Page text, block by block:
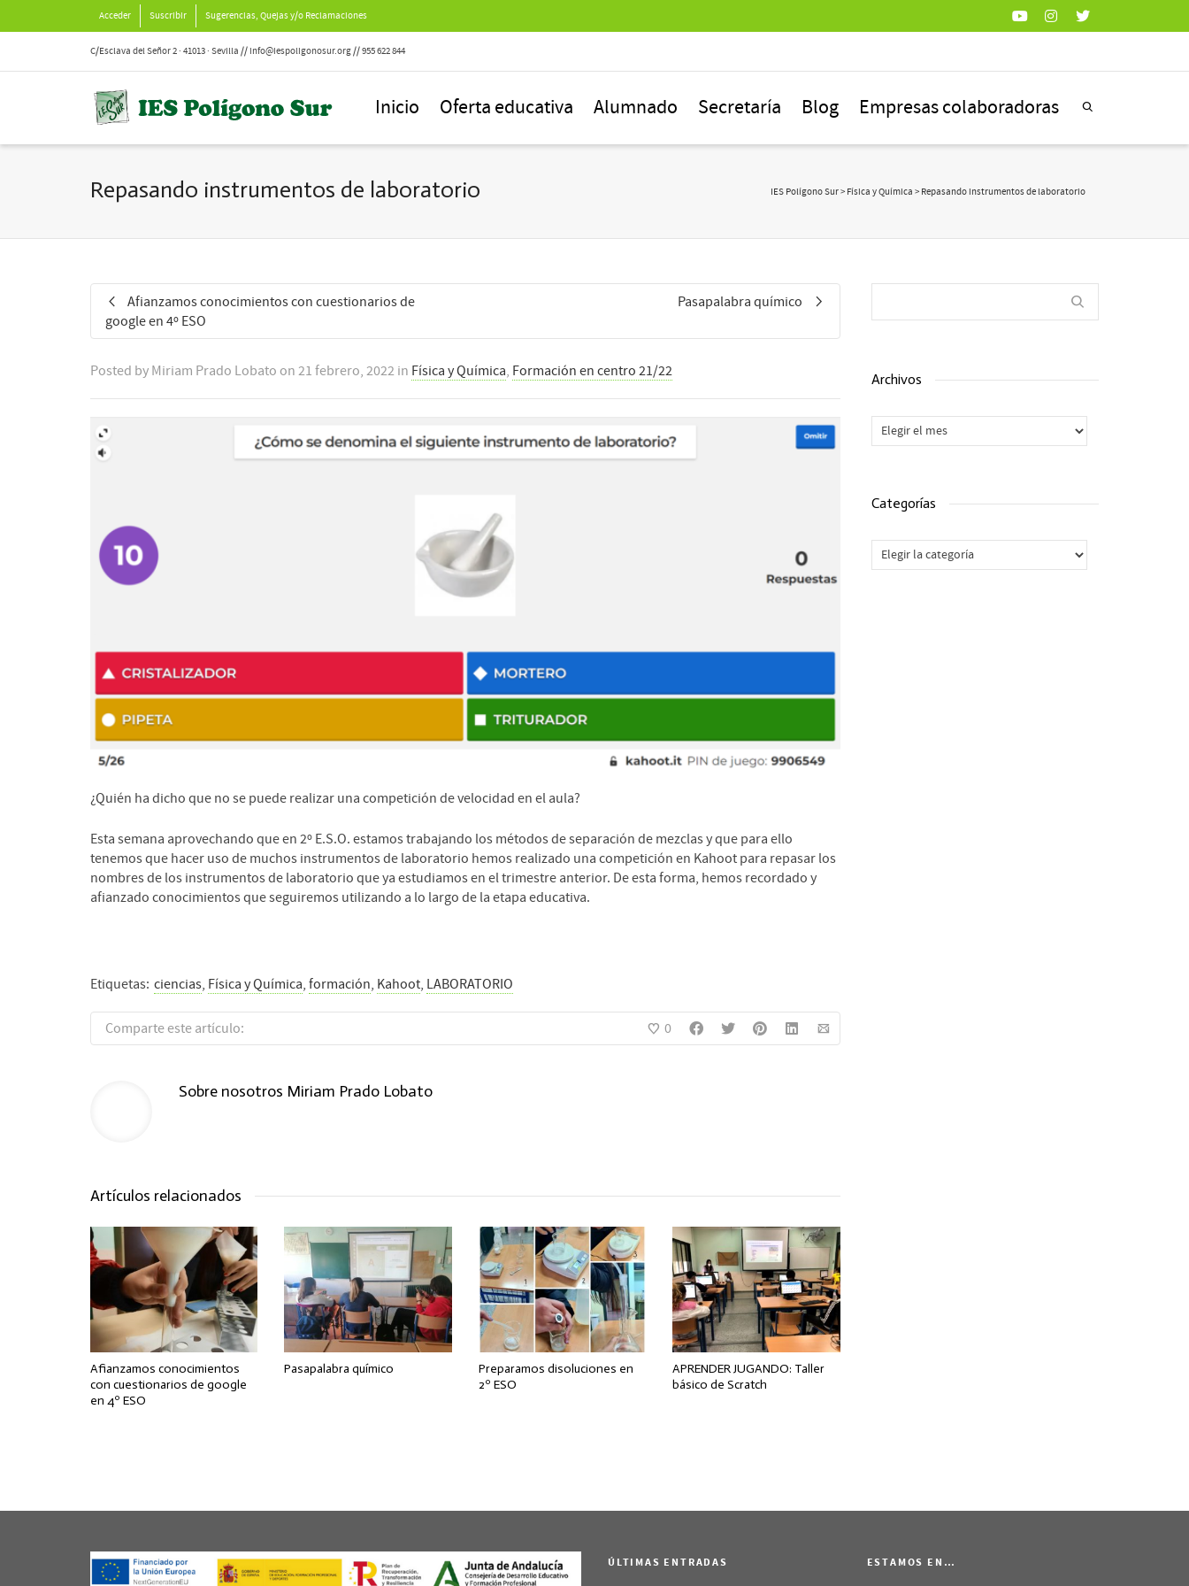
Acceder Suscribir Sugerencias, Quejas y/o Reclamaciones
C/Esclava del Señor 2 · 41013 · Sevilla // info@iespoligonosur.org // 955 622 844
Inicio Oferta educativa Alumnado Secretaría Blog Empresas colaboradoras
Repasando instrumentos de laboratorio IES Polígono Sur> Física y Química > Repasando instrumentos de laboratorio
Afianzamos conocimientos con cuestionarios de
google en 4º ESO
Pasapalabra químico
Posted by Miriam Prado Lobato on 21 febrero, 2022 in Física y Química, Formación en centro 21/22
¿Quién ha dicho que no se puede realizar una competición de velocidad en el aula?
Esta semana aprovechando que en 2º E.S.O. estamos trabajando los métodos de separación de mezclas y que para ello
tenemos que hacer uso de muchos instrumentos de laboratorio hemos realizado una competición en Kahoot para repasar los
nombres de los instrumentos de laboratorio que ya estudiamos en el trimestre anterior. De esta forma, hemos recordado y
afianzado conocimientos que seguiremos utilizando a lo largo de la etapa educativa.
Etiquetas: ciencias, Física y Química, formación, Kahoot, LABORATORIO
Comparte este artículo: 0
Sobre nosotros Miriam Prado Lobato
Artículos relacionados
Afianzamos conocimientos
con cuestionarios de google
en 4º ESO
Pasapalabra químico
Preparamos disoluciones en
2º ESO
APRENDER JUGANDO: Taller
básico de Scratch
Archivos
Archivos
Categorías
Categorías
ÚLTIMAS ENTRADAS ESTAMOS EN…